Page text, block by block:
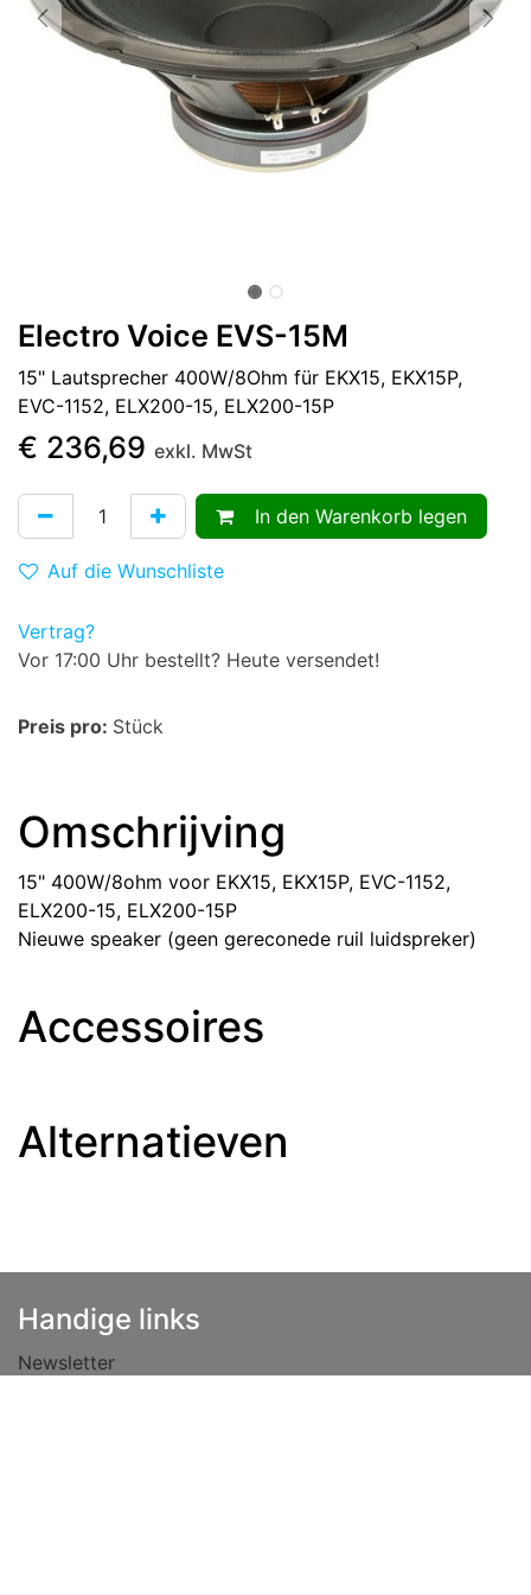
Electro Voice EVS-15M
15" Lautsprecher 400W/8Ohm für EKX15, EKX15P,
EVC-1152, ELX200-15, ELX200-15P
€ 236,69 exkl. MwSt
In den Warenkorb legen
Auf die Wunschliste
Vertrag?
Vor 17:00 Uhr bestellt? Heute versendet!
Preis pro: Stück
Omschrijving
15" 400W/8ohm voor EKX15, EKX15P, EVC-1152,
ELX200-15, ELX200-15P
Nieuwe speaker (geen gereconede ruil luidspreker)
Accessoires
Alternatieven
Handige links
Newsletter